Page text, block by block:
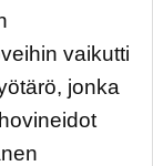
vaikutti
jonka